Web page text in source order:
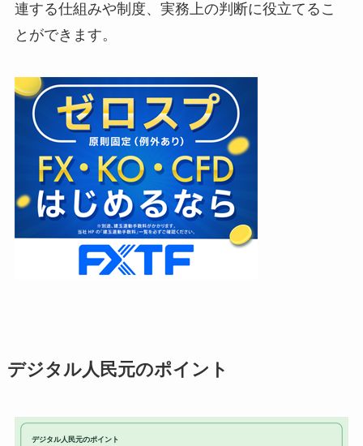
連する仕組みや制度、実務上の判断に役立てるこ
とができます。
デジタル人民元のポイント
デジタル人民元のポイント